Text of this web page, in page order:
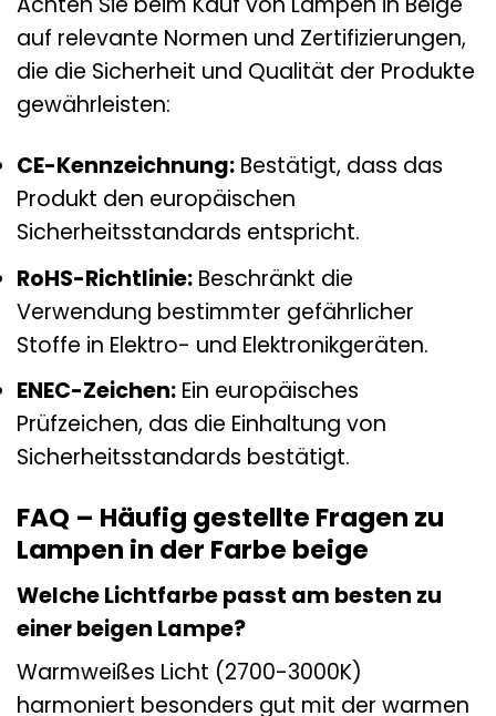
auf relevante Normen und Zertifizierungen,
die die Sicherheit und Qualität der Produkte
gewährleisten:
CE-Kennzeichnung: Bestätigt, dass das
Produkt den europäischen
Sicherheitsstandards entspricht.
RoHS-Richtlinie: Beschränkt die
Verwendung bestimmter gefährlicher
Stoffe in Elektro- und Elektronikgeräten.
ENEC-Zeichen: Ein europäisches
Prüfzeichen, das die Einhaltung von
Sicherheitsstandards bestätigt.
FAQ – Häufig gestellte Fragen zu
Lampen in der Farbe beige
Welche Lichtfarbe passt am besten zu
einer beigen Lampe?
Warmweißes Licht (2700-3000K)
harmoniert besonders gut mit der warmen